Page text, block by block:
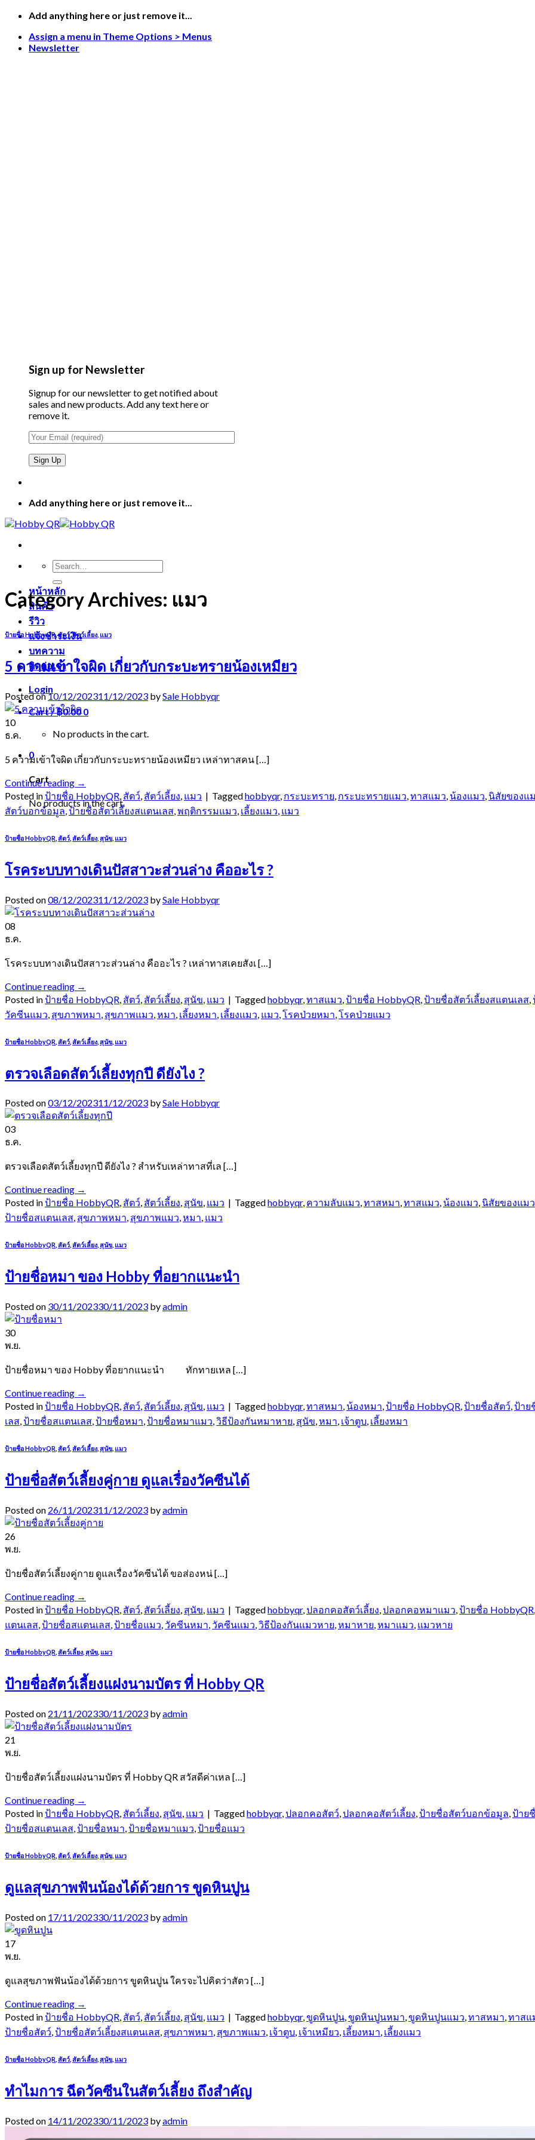
Skip
content
Add anything here or just remove it...
Assign a menu in Theme Options > Menus
Newsletter
Sign up for Newsletter
Signup for our newsletter to get notified about
sales and new products. Add any text here or
remove it.
Add anything here or just remove it...
Search
for:
หน้าหลัก
สินค้า
รีวิว
แจ้งชำระเงิน
บทความ
ติดต่อเรา
Login
Cart /฿0.00 0
No products in the cart.
0
Cart
No products in the cart.
Category Archives: แมว
ป้ายชื่อ HobbyQR,สัตว์,สัตว์เลี้ยง แมว
5 ความเข้าใจผิด เกี่ยวกับกระบะทรายน้องเหมียว
Posted on10/12/202311/12/2023 bySale Hobbyqr
10
ธ.ค.
5 ความเข้าใจผิด เกี่ยวกับกระบะทรายน้องเหมียว เหล่าทาสคน […]
Continue reading →
Posted inป้ายชื่อ HobbyQR สัตว์ สัตว์เลี้ยง แมว | Taggedhobbyqr, กระบะทราย กระบะทรายแมว ทาสแมว น้องแมว นิสัยของแ
สัตว์บอกข้อมูล,ป้ายชื่อสัตว์เลี้ยงสแตนเลส พฤติกรรมแมว เลี้ยงแมว แมว
ป้ายชื่อ HobbyQR สัตว์ สัตว์เลี้ยง สุนัข แมว
โรคระบบทางเดินปัสสาวะส่วนล่าง คืออะไร ?
Posted on08/12/202311/12/2023 bySale Hobbyqr
08
ธ.ค.
โรคระบบทางเดินปัสสาวะส่วนล่าง คืออะไร ? เหล่าทาสเคยสังเ […]
Continue reading →
Posted inป้ายชื่อ HobbyQR สัตว์ สัตว์เลี้ยง สุนัข แมว | Taggedhobbyqr, ทาสแมว ป้ายชื่อ HobbyQR ป้ายชื่อสัตว์เลี้ยงสแตนเลส
วัคซีนแมว สุขภาพหมา สุขภาพแมว หมา เลี้ยงหมา เลี้ยงแมว แมว โรคป่วยหมา โรคป่วยแมว
ป้ายชื่อ HobbyQR สัตว์ สัตว์เลี้ยง สุนัข แมว
ตรวจเลือดสัตว์เลี้ยงทุกปี ดียังไง ?
Posted on03/12/202311/12/2023 bySale Hobbyqr
03
ธ.ค.
ตรวจเลือดสัตว์เลี้ยงทุกปี ดียังไง ? สำหรับเหล่าทาสที่เล […]
Continue reading →
Posted inป้ายชื่อ HobbyQR, สัตว์, สัตว์เลี้ยง, สุนัข, แมว | Taggedhobbyqr, ความลับแมว,ทาสหมา,ทาสแมว, น้องแมว, นิสัยของแมว
ป้ายชื่อสแตนเลส, สุขภาพหมา, สุขภาพแมว,หมา, แมว
ป้ายชื่อ HobbyQR สัตว์ สัตว์เลี้ยง สุนัข แมว
ป้ายชื่อหมา ของ Hobby ที่อยากแนะนำ
Posted on 30/11/202330/11/2023 byadmin
30
พ.ย.
ป้ายชื่อหมา ของ Hobby ที่อยากแนะนำ ทักทายเหล […]
Continue reading →
Posted inป้ายชื่อ HobbyQR, สัตว์, สัตว์เลี้ยง, สุนัข, แมว | Taggedhobbyqr,ทาสหมา, น้องหมา,ป้ายชื่อ HobbyQR,ป้ายชื่อสัตว์,ป้าย
เลส,ป้ายชื่อสแตนเลส,ป้ายชื่อหมา,ป้ายชื่อหมาแมว,วิธีป้องกันหมาหาย, สุนัข,หมา, เจ้าตูบ, เลี้ยงหมา
ป้ายชื่อ HobbyQR สัตว์ สัตว์เลี้ยง สุนัข แมว
ป้ายชื่อสัตว์เลี้ยงคู่กาย ดูแลเรื่องวัคซีนได้
Posted on 26/11/202311/12/2023 byadmin
26
พ.ย.
ป้ายชื่อสัตว์เลี้ยงคู่กาย ดูแลเรื่องวัคซีนได้ ขอส่องหน่ […]
Continue reading →
Posted inป้ายชื่อ HobbyQR, สัตว์, สัตว์เลี้ยง, สุนัข, แมว | Taggedhobbyqr,ปลอกคอสัตว์เลี้ยง,ปลอกคอหมาแมว,ป้ายชื่อ HobbyQR,
แตนเลส,ป้ายชื่อสแตนเลส,ป้ายชื่อแมว, วัคซีนหมา, วัคซีนแมว,วิธีป้องกันแมวหาย,หมาหาย,หมาแมว, แมวหาย
ป้ายชื่อ HobbyQR สัตว์เลี้ยง สุนัข แมว
ป้ายชื่อสัตว์เลี้ยงแฝงนามบัตร ที่ Hobby QR
Posted on 21/11/202330/11/2023 byadmin
21
พ.ย.
ป้ายชื่อสัตว์เลี้ยงแฝงนามบัตร ที่ Hobby QR สวัสดีค่าเหล […]
Continue reading →
Posted inป้ายชื่อ HobbyQR, สัตว์เลี้ยง, สุนัข, แมว | Taggedhobbyqr,ปลอกคอสัตว์,ปลอกคอสัตว์เลี้ยง,ป้ายชื่อสัตว์บอกข้อมูล,ป้าย
ป้ายชื่อสแตนเลส,ป้ายชื่อหมา,ป้ายชื่อหมาแมว,ป้ายชื่อแมว
ป้ายชื่อ HobbyQR สัตว์ สัตว์เลี้ยง สุนัข แมว
ดูแลสุขภาพฟันน้องได้ด้วยการ ขูดหินปูน
Posted on 17/11/202330/11/2023 byadmin
17
พ.ย.
ดูแลสุขภาพฟันน้องได้ด้วยการ ขูดหินปูน ใครจะไปคิดว่าสัตว […]
Continue reading →
Posted inป้ายชื่อ HobbyQR สัตว์ สัตว์เลี้ยง สุนัข แมว | Taggedhobbyqr, ขูดหินปูน ขูดหินปูนหมา ขูดหินปูนแมว ทาสหมา ทาสแ
ป้ายชื่อสัตว์ ป้ายชื่อสัตว์เลี้ยงสแตนเลส สุขภาพหมา สุขภาพแมว เจ้าตูบ เจ้าเหมียว เลี้ยงหมา เลี้ยงแมว
ป้ายชื่อ HobbyQR สัตว์ สัตว์เลี้ยง สุนัข แมว
ทำไมการ ฉีดวัคซีนในสัตว์เลี้ยง ถึงสำคัญ
Posted on 14/11/202330/11/2023 byadmin